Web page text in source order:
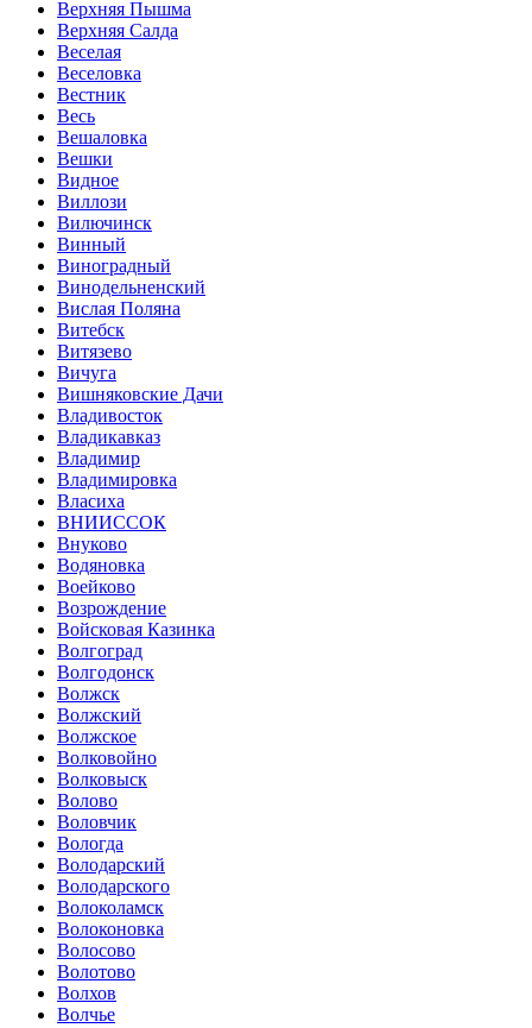
Верхняя Пышма
Верхняя Салда
Веселая
Веселовка
Вестник
Весь
Вешаловка
Вешки
Видное
Виллози
Вилючинск
Винный
Виноградный
Винодельненский
Вислая Поляна
Витебск
Витязево
Вичуга
Вишняковские Дачи
Владивосток
Владикавказ
Владимир
Владимировка
Власиха
ВНИИССОК
Внуково
Водяновка
Воейково
Возрождение
Войсковая Казинка
Волгоград
Волгодонск
Волжск
Волжский
Волжское
Волковойно
Волковыск
Волово
Воловчик
Вологда
Володарский
Володарского
Волоколамск
Волоконовка
Волосово
Волотово
Волхов
Волчье